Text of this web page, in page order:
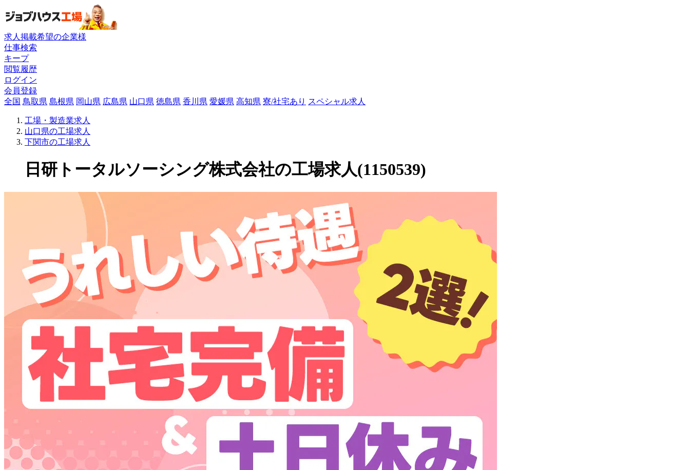
求人掲載希望の企業様
仕事検索
キープ
閲覧履歴
ログイン
会員登録
全国 鳥取県 島根県 岡山県 広島県 山口県 徳島県 香川県 愛媛県 高知県 寮/社宅あり スペシャル求人
工場・製造業求人
山口県の工場求人
下関市の工場求人
日研トータルソーシング株式会社の工場求人(1150539)